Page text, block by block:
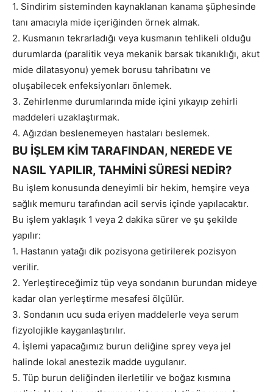
1. Sindirim sisteminden kaynaklanan kanama şüphesinde
tanı amacıyla mide içeriğinden örnek almak.
2. Kusmanın tekrarladığı veya kusmanın tehlikeli olduğu
durumlarda (paralitik veya mekanik barsak tıkanıklığı, akut
mide dilatasyonu) yemek borusu tahribatını ve
oluşabilecek enfeksiyonları önlemek.
3. Zehirlenme durumlarında mide içini yıkayıp zehirli
maddeleri uzaklaştırmak.
4. Ağızdan beslenemeyen hastaları beslemek.
BU İŞLEM KİM TARAFINDAN, NEREDE VE
NASIL YAPILIR, TAHMİNİ SÜRESİ NEDİR?
Bu işlem konusunda deneyimli bir hekim, hemşire veya
sağlık memuru tarafından acil servis içinde yapılacaktır.
Bu işlem yaklaşık 1 veya 2 dakika sürer ve şu şekilde
yapılır:
1. Hastanın yatağı dik pozisyona getirilerek pozisyon
verilir.
2. Yerleştireceğimiz tüp veya sondanın burundan mideye
kadar olan yerleştirme mesafesi ölçülür.
3. Sondanın ucu suda eriyen maddelerle veya serum
fizyolojikle kayganlaştırılır.
4. İşlemi yapacağımız burun deliğine sprey veya jel
halinde lokal anestezik madde uygulanır.
5. Tüp burun deliğinden ilerletilir ve boğaz kısmına